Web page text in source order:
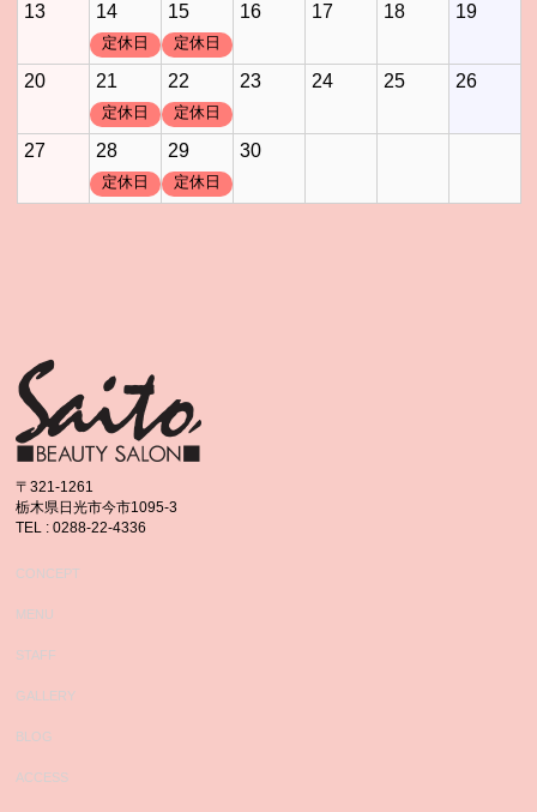
13 14
定休日
15
定休日
16 17 18 19
20 21
定休日
22
定休日
23 24 25 26
27 28
定休日
29
定休日
30
〒321-1261
栃木県日光市今市1095-3
TEL : 0288-22-4336
CONCEPT
MENU
STAFF
GALLERY
BLOG
ACCESS